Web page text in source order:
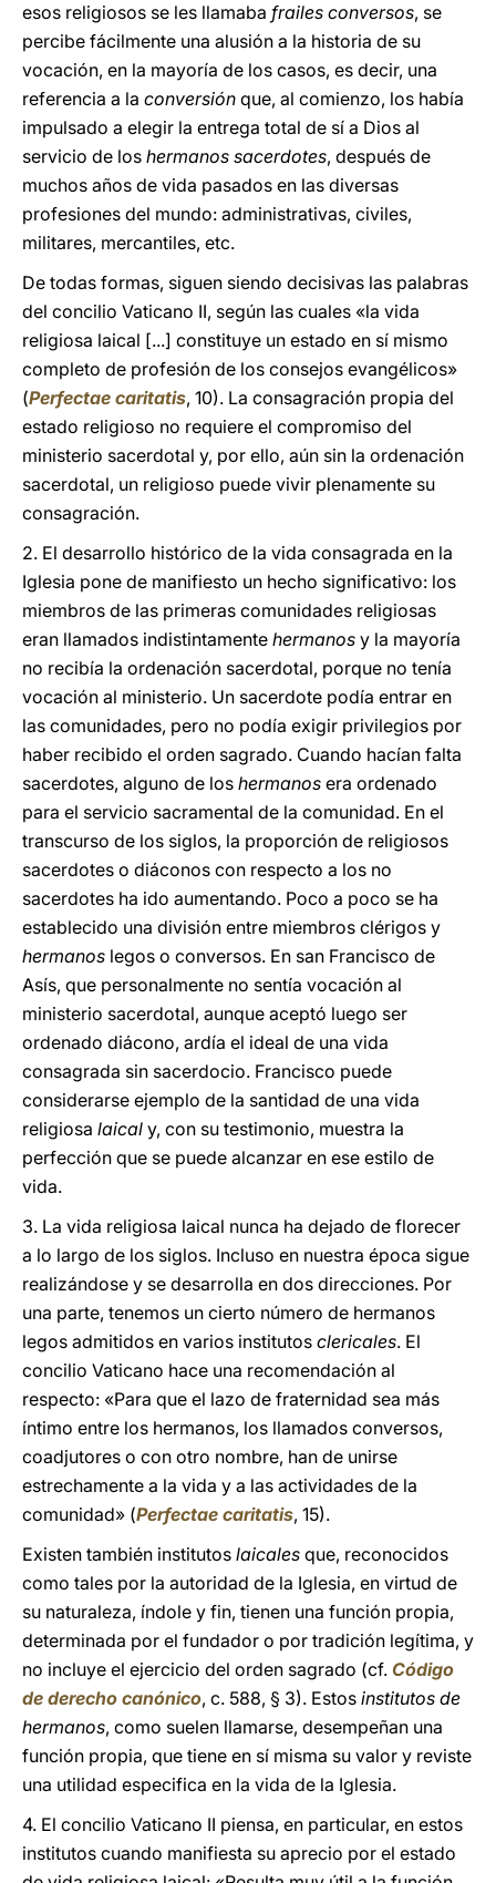
esos religiosos se les llamaba frailes conversos, se
percibe fácilmente una alusión a la historia de su
vocación, en la mayoría de los casos, es decir, una
referencia a la conversión que, al comienzo, los había
impulsado a elegir la entrega total de sí a Dios al
servicio de los hermanos sacerdotes, después de
muchos años de vida pasados en las diversas
profesiones del mundo: administrativas, civiles,
militares, mercantiles, etc.
De todas formas, siguen siendo decisivas las palabras
del concilio Vaticano II, según las cuales «la vida
religiosa laical [...] constituye un estado en sí mismo
completo de profesión de los consejos evangélicos»
(Perfectae caritatis, 10). La consagración propia del
estado religioso no requiere el compromiso del
ministerio sacerdotal y, por ello, aún sin la ordenación
sacerdotal, un religioso puede vivir plenamente su
consagración.
2. El desarrollo histórico de la vida consagrada en la
Iglesia pone de manifiesto un hecho significativo: los
miembros de las primeras comunidades religiosas
eran llamados indistintamente hermanos y la mayoría
no recibía la ordenación sacerdotal, porque no tenía
vocación al ministerio. Un sacerdote podía entrar en
las comunidades, pero no podía exigir privilegios por
haber recibido el orden sagrado. Cuando hacían falta
sacerdotes, alguno de los hermanos era ordenado
para el servicio sacramental de la comunidad. En el
transcurso de los siglos, la proporción de religiosos
sacerdotes o diáconos con respecto a los no
sacerdotes ha ido aumentando. Poco a poco se ha
establecido una división entre miembros clérigos y
hermanos legos o conversos. En san Francisco de
Asís, que personalmente no sentía vocación al
ministerio sacerdotal, aunque aceptó luego ser
ordenado diácono, ardía el ideal de una vida
consagrada sin sacerdocio. Francisco puede
considerarse ejemplo de la santidad de una vida
religiosa laical y, con su testimonio, muestra la
perfección que se puede alcanzar en ese estilo de
vida.
3. La vida religiosa laical nunca ha dejado de florecer
a lo largo de los siglos. Incluso en nuestra época sigue
realizándose y se desarrolla en dos direcciones. Por
una parte, tenemos un cierto número de hermanos
legos admitidos en varios institutos clericales. El
concilio Vaticano hace una recomendación al
respecto: «Para que el lazo de fraternidad sea más
íntimo entre los hermanos, los llamados conversos,
coadjutores o con otro nombre, han de unirse
estrechamente a la vida y a las actividades de la
comunidad» (Perfectae caritatis, 15).
Existen también institutos laicales que, reconocidos
como tales por la autoridad de la Iglesia, en virtud de
su naturaleza, índole y fin, tienen una función propia,
determinada por el fundador o por tradición legítima, y
no incluye el ejercicio del orden sagrado (cf. Código
de derecho canónico, c. 588, § 3). Estos institutos de
hermanos, como suelen llamarse, desempeñan una
función propia, que tiene en sí misma su valor y reviste
una utilidad especifica en la vida de la Iglesia.
4. El concilio Vaticano II piensa, en particular, en estos
institutos cuando manifiesta su aprecio por el estado